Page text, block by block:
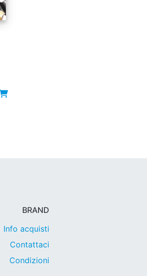
BRAND
Info acquisti
Contattaci
Condizioni